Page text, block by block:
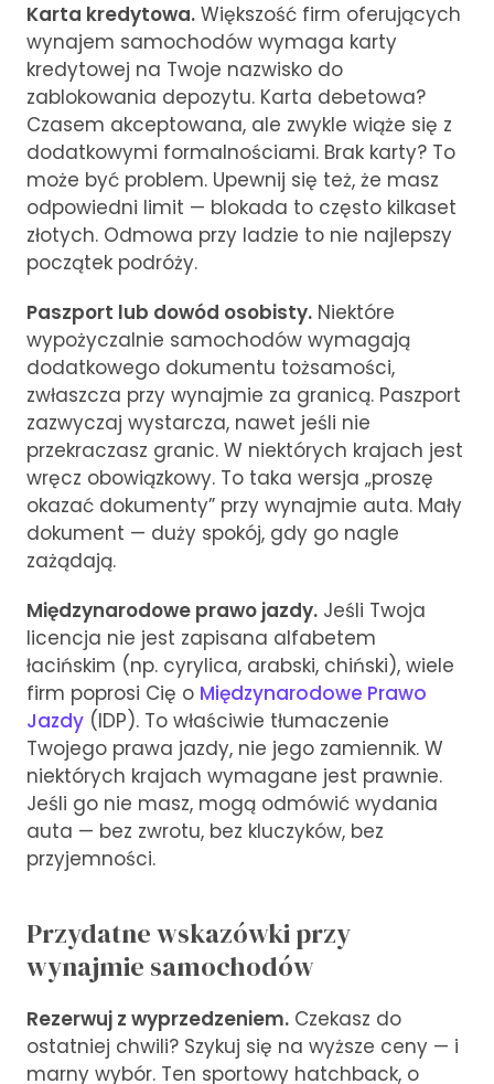
Karta kredytowa. Większość firm oferujących
wynajem samochodów wymaga karty
kredytowej na Twoje nazwisko do
zablokowania depozytu. Karta debetowa?
Czasem akceptowana, ale zwykle wiąże się z
dodatkowymi formalnościami. Brak karty? To
może być problem. Upewnij się też, że masz
odpowiedni limit — blokada to często kilkaset
złotych. Odmowa przy ladzie to nie najlepszy
początek podróży.
Paszport lub dowód osobisty. Niektóre
wypożyczalnie samochodów wymagają
dodatkowego dokumentu tożsamości,
zwłaszcza przy wynajmie za granicą. Paszport
zazwyczaj wystarcza, nawet jeśli nie
przekraczasz granic. W niektórych krajach jest
wręcz obowiązkowy. To taka wersja „proszę
okazać dokumenty” przy wynajmie auta. Mały
dokument — duży spokój, gdy go nagle
zażądają.
Międzynarodowe prawo jazdy. Jeśli Twoja
licencja nie jest zapisana alfabetem
łacińskim (np. cyrylica, arabski, chiński), wiele
firm poprosi Cię o Międzynarodowe Prawo
Jazdy (IDP). To właściwie tłumaczenie
Twojego prawa jazdy, nie jego zamiennik. W
niektórych krajach wymagane jest prawnie.
Jeśli go nie masz, mogą odmówić wydania
auta — bez zwrotu, bez kluczyków, bez
przyjemności.
Przydatne wskazówki przy
wynajmie samochodów
Rezerwuj z wyprzedzeniem. Czekasz do
ostatniej chwili? Szykuj się na wyższe ceny — i
marny wybór. Ten sportowy hatchback, o